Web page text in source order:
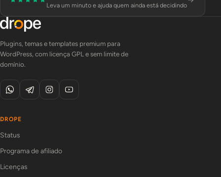
Leva um minuto e ajuda quem ainda está decidindo
Plugins, temas e templates premium para
WordPress, com licença GPL e sem limite de
domínio.
DROPE
Status
Programa de afiliado
Licenças